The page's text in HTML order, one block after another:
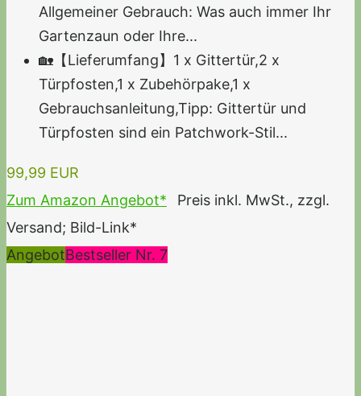
Allgemeiner Gebrauch: Was auch immer Ihr
Gartenzaun oder Ihre...
🏡【Lieferumfang】1 x Gittertür,2 x
Türpfosten,1 x Zubehörpake,1 x
Gebrauchsanleitung,Tipp: Gittertür und
Türpfosten sind ein Patchwork-Stil...
99,99 EUR
Zum Amazon Angebot*
Preis inkl. MwSt., zzgl.
Versand; Bild-Link*
AngebotBestseller Nr. 7